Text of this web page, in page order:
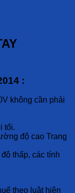
:
không cần phải
tối.
độ cao Trang
thấp, các tính
theo luật hiện